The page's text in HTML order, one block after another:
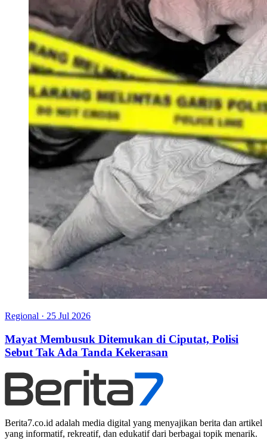
Regional · 25 Jul 2026
Mayat Membusuk Ditemukan di Ciputat, Polisi
Sebut Tak Ada Tanda Kekerasan
Berita7.co.id adalah media digital yang menyajikan berita dan artikel
yang informatif, rekreatif, dan edukatif dari berbagai topik menarik.